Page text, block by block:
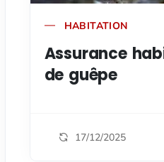
HABITATION
Assurance
de guêpe
17/12/2025